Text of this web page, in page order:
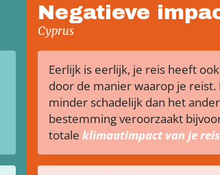
Negatieve
Cyprus
Eerlijk is eerlijk, je reis heeft
door de manier waarop je
minder schadelijk dan het
bestemming veroorzaakt
totale klimaatimpact van je reis